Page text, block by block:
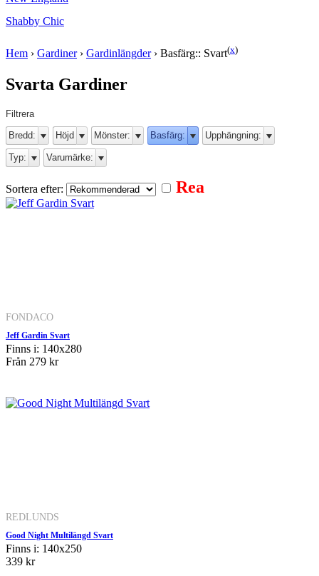
Shabby Chic
Hem › Gardiner› Gardinlängder› Basfärg:: Svart(x)
Svarta Gardiner
Filtrera
Bredd:
Höjd Mönster: Basfärg: Upphängning:
Typ: Varumärke:
Sortera efter: Rea
FONDACO
Jeff Gardin Svart
Finns i: 140x280
Från 279 kr
REDLUNDS
Good Night Multilängd Svart
Finns i: 140x250
339 kr